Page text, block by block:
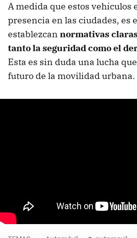
A medida que estos vehículos
presencia en las ciudades, es
establezcan normativas
tanto la seguridad como el
Esta es sin duda una lucha
futuro de la movilidad urbana.